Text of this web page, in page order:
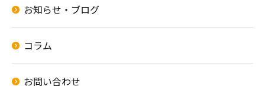
お知らせ・ブログ
コラム
お問い合わせ